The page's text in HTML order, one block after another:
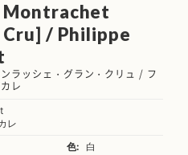
Montrachet
Cru] / Philippe
ラッシェ・グラン・クリュ / フ
レ
レ
色:
白